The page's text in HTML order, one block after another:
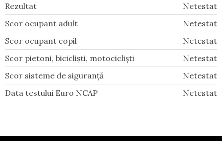
Rezultat
Netestat
Scor ocupant adult
Netestat
Scor ocupant copil
Netestat
Scor pietoni, bicicliști, motocicliști
Netestat
Scor sisteme de siguranță
Netestat
Data testului Euro NCAP
Netestat